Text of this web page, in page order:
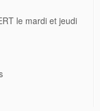
le mardi et jeudi